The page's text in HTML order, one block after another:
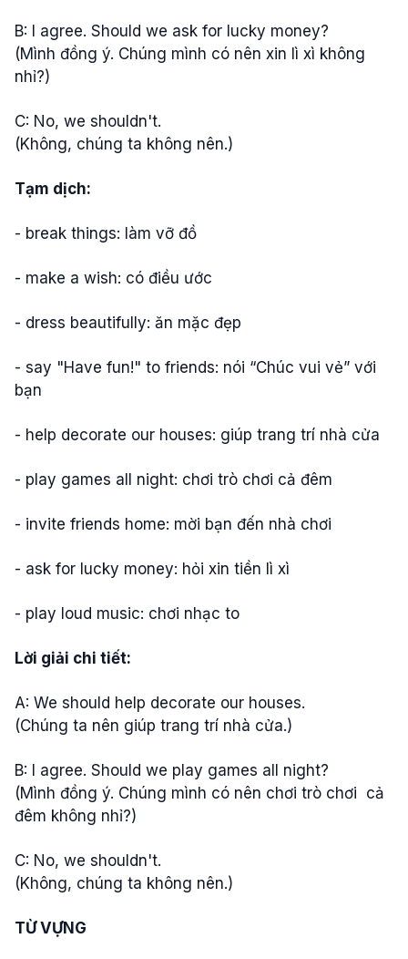
B: I agree. Should we ask for lucky money?
(Mình đồng ý. Chúng mình có nên xin lì xì không
nhỉ?)
C: No, we shouldn't.
(Không, chúng ta không nên.)
Tạm dịch:
- break things: làm vỡ đồ
- make a wish: có điều ước
- dress beautifully: ăn mặc đẹp
- say "Have fun!" to friends: nói “Chúc vui vẻ” với
bạn
- help decorate our houses: giúp trang trí nhà cửa
- play games all night: chơi trò chơi cả đêm
- invite friends home: mời bạn đến nhà chơi
- ask for lucky money: hỏi xin tiền lì xì
- play loud music: chơi nhạc to
Lời giải chi tiết:
A: We should help decorate our houses.
(Chúng ta nên giúp trang trí nhà cửa.)
B: I agree. Should we play games all night?
(Mình đồng ý. Chúng mình có nên chơi trò chơi cả
đêm không nhỉ?)
C: No, we shouldn't.
(Không, chúng ta không nên.)
TỪ VỰNG